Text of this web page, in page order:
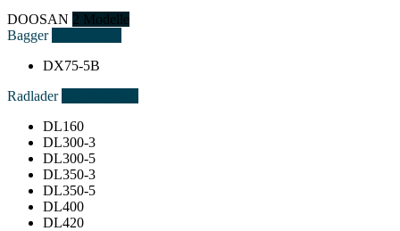
DOOSAN 2 Modelle
Bagger
DX75-5B
Radlader
DL160
DL300-3
DL300-5
DL350-3
DL350-5
DL400
DL420